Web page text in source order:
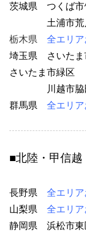
茨城県 つくば
土浦市荒川
栃木県 全エリ
埼玉県 さいたま
さいたま市緑区
川越市脇田
群馬県
全エリ
■北陸・甲信越
長野県 全エリ
山梨県 全エリ
静岡県 浜松市東